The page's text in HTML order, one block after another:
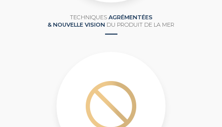
TECHNIQUES AGRÉMENTÉES
& NOUVELLE VISION DU PRODUIT DE LA MER